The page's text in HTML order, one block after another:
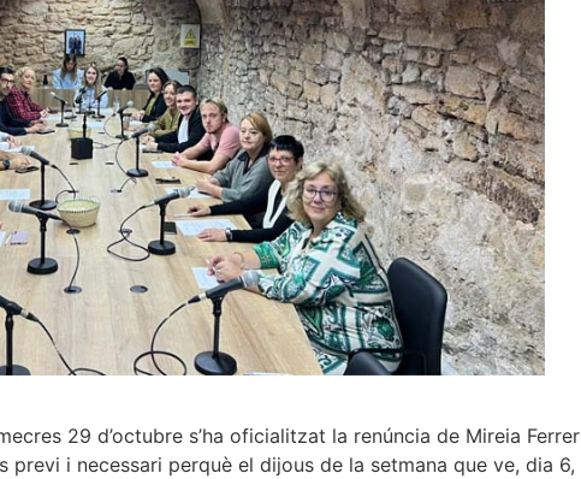
29 d’octubre s’ha oficialitzat la renúncia de Mireia Ferrer
previ i necessari perquè el dijous de la setmana que ve, dia 6,